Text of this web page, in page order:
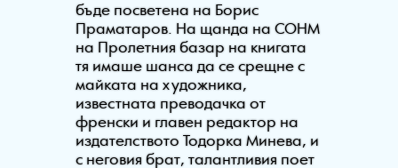
бъде посветена на Борис
Праматаров. На щанда на СОНМ
на Пролетния базар на книгата
тя имаше шанса да се срещне с
майката на художника,
известната преводачка от
френски и главен редактор на
издателството Тодорка Минева, и
с неговия брат, талантливия поет